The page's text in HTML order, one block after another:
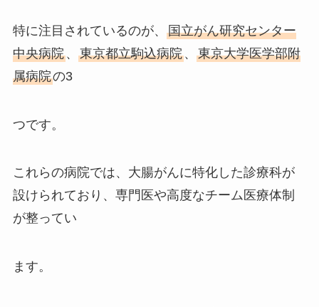
特に注目されているのが、 国立がん研究センター
中央病院、 東京都立駒込病院、 東京大学医学部附
属病院の3
つです。
これらの病院では、大腸がんに特化した診療科が
設けられており、専門医や高度なチーム医療体制
が整ってい
ます。